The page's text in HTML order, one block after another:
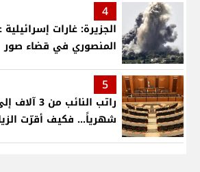
4
الجزيرة: غارات
المنصوري في قضاء صور
5
شهرياً... فكيف أقرّت